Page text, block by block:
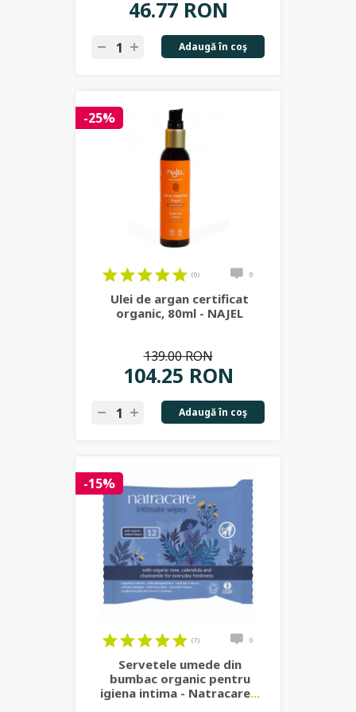
46.77 RON
Adaugă în coş
-25%
(0) 0
Ulei de argan certificat
organic, 80ml - NAJEL
104.25 RON
139.00 RON
Adaugă în coş
-15%
(7) 0
Servetele umede din
bumbac organic pentru
igiena intima - Natracare...